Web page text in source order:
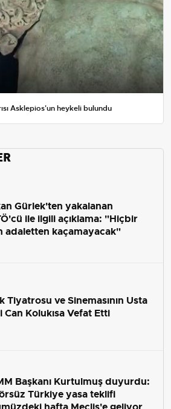
Asklepios'un heykeli bulundu
Gürlek'ten yakalanan
ile ilgili açıklama: "Hiçbir
adaletten kaçamayacak"
Tiyatrosu ve Sinemasının Usta
Can Kolukısa Vefat Etti
Başkanı Kurtulmuş duyurdu:
Türkiye yasa teklifi